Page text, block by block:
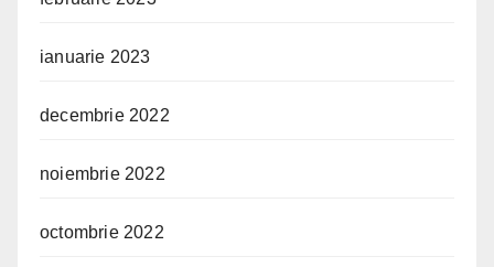
ianuarie 2023
decembrie 2022
noiembrie 2022
octombrie 2022